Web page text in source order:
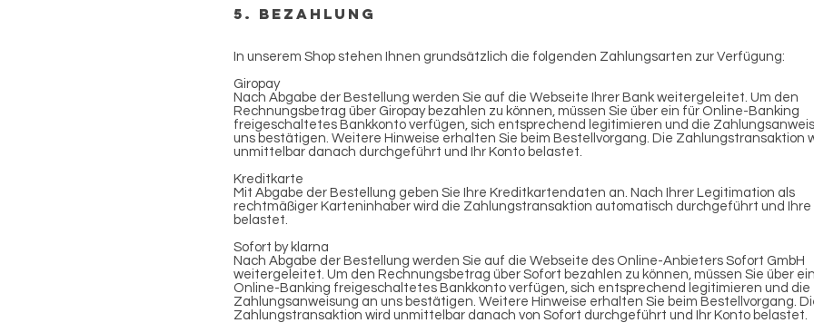
5. Bezahlung
In unserem Shop stehen Ihnen grundsätzlich die folgenden Zahlungsarten zur Verfügung:
Giropay
Nach Abgabe der Bestellung werden Sie auf die Webseite Ihrer Bank weitergeleitet. Um den
Rechnungsbetrag über Giropay bezahlen zu können, müssen Sie über ein für Online-Banking
freigeschaltetes Bankkonto verfügen, sich entsprechend legitimieren und die
uns bestätigen. Weitere Hinweise erhalten Sie beim Bestellvorgang. Die Zahlungstransaktion
unmittelbar danach durchgeführt und Ihr Konto belastet.
Kreditkarte
Mit Abgabe der Bestellung geben Sie Ihre Kreditkartendaten an. Nach Ihrer Legitimation als
rechtmäßiger Karteninhaber wird die Zahlungstransaktion automatisch durchgeführt und Ihre
belastet.
Sofort by klarna
Nach Abgabe der Bestellung werden Sie auf die Webseite des Online-Anbieters Sofort GmbH
weitergeleitet. Um den Rechnungsbetrag über Sofort bezahlen zu können, müssen Sie über
Online-Banking freigeschaltetes Bankkonto verfügen, sich entsprechend legitimieren und die
Zahlungsanweisung an uns bestätigen. Weitere Hinweise erhalten Sie beim Bestellvorgang.
Zahlungstransaktion wird unmittelbar danach von Sofort durchgeführt und Ihr Konto belastet.